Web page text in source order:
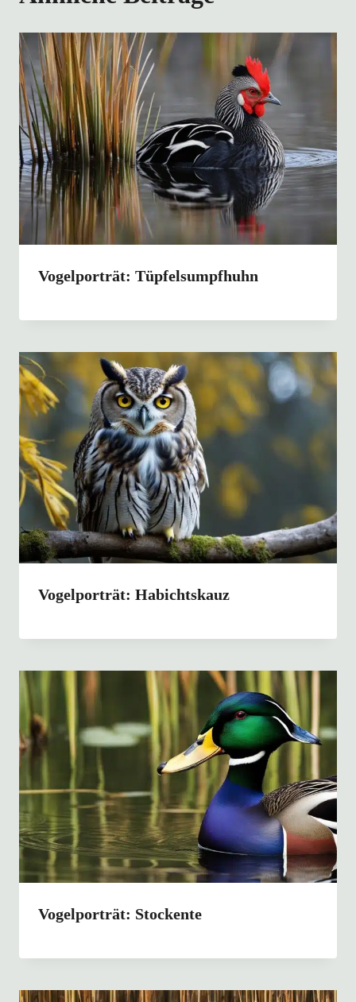
Vogelporträt: Tüpfelsumpfhuhn
Vogelporträt: Habichtskauz
Vogelporträt: Stockente